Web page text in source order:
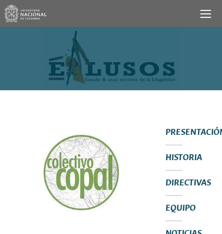
HISTORIA
DIRECTIVAS
EQUIPO